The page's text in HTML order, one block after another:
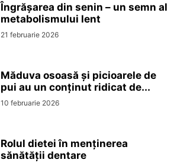
Îngrășarea din senin – un semn al
metabolismului lent
21 februarie 2026
Măduva osoasă și picioarele de
pui au un conținut ridicat de...
10 februarie 2026
Rolul dietei în menținerea
sănătății dentare